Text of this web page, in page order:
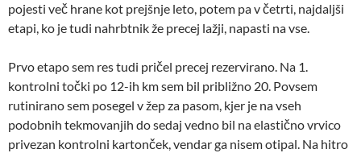
pojesti več hrane kot prejšnje leto, potem pa v četrti, najdaljši
etapi, ko je tudi nahrbtnik že precej lažji, napasti na vse.
Prvo etapo sem res tudi pričel precej rezervirano. Na 1.
kontrolni točki po 12-ih km sem bil približno 20. Povsem
rutinirano sem posegel v žep za pasom, kjer je na vseh
podobnih tekmovanjih do sedaj vedno bil na elastično vrvico
privezan kontrolni kartonček, vendar ga nisem otipal. Na hitro